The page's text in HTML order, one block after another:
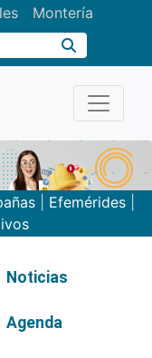
Montería
| Efemérides|
Noticias
Agenda